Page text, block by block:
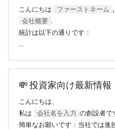
こんにちは ファーストネーム ,
会社概要 .
統計は以下の通りです：
...
💸 投資家向け最新情報
こんにちは、
私は
会社名を入力 の創設者で
簡単なお願いです：当社では進